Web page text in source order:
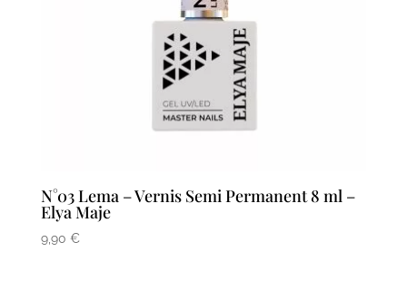
N°03 Lema – Vernis Semi Permanent 8 ml –
Elya Maje
9,90 €